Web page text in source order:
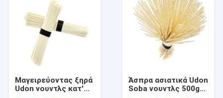
Μαγειρεύοντας ξηρά
Udon νουντλς κατ'
Άσπρα ασιατικά Udon
Soba νουντλς 500g